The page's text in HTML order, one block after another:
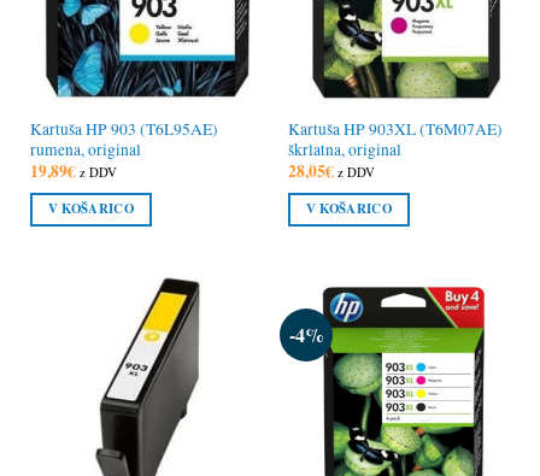
Kartuša HP 903 (T6L95AE)
rumena, original
19,89€ z DDV
V KOŠARICO
Kartuša HP 903XL (T6M07AE)
škrlatna, original
28,05€ z DDV
V KOŠARICO
-4%